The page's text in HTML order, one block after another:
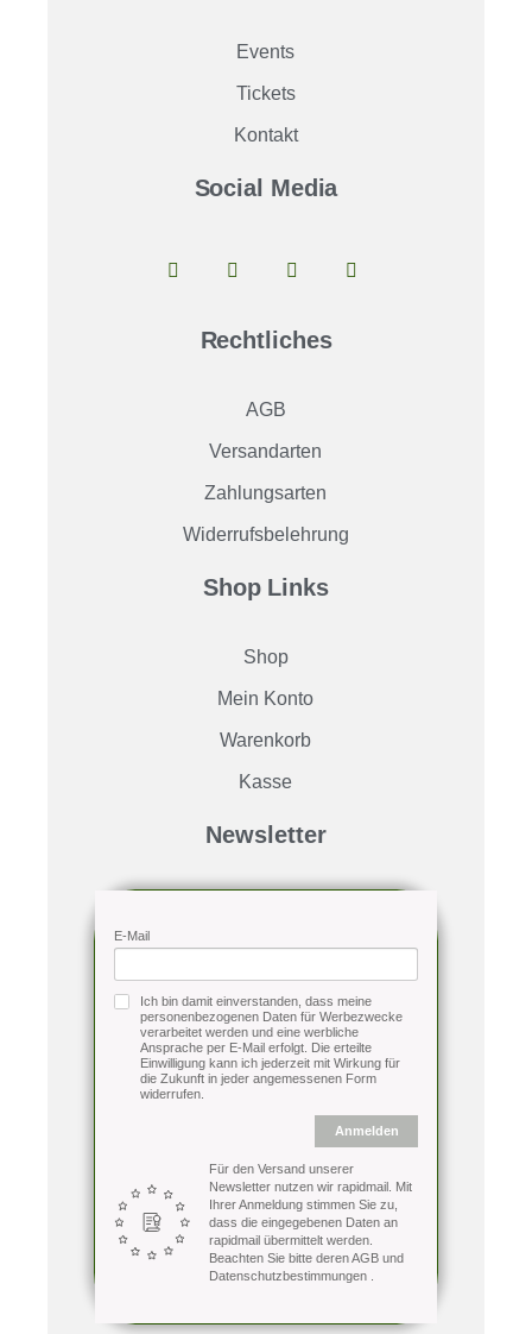
Events
Tickets
Kontakt
Social Media
Rechtliches
AGB
Versandarten
Zahlungsarten
Widerrufsbelehrung
Shop Links
Shop
Mein Konto
Warenkorb
Kasse
Newsletter
E-Mail
Ich bin damit einverstanden, dass meine
personenbezogenen Daten für Werbezwecke
verarbeitet werden und eine werbliche
Ansprache per E-Mail erfolgt. Die erteilte
Einwilligung kann ich jederzeit mit Wirkung für
die Zukunft in jeder angemessenen Form
widerrufen.
Anmelden
Für den Versand unserer
Newsletter nutzen wir rapidmail. Mit
Ihrer Anmeldung stimmen Sie zu,
dass die eingegebenen Daten an
rapidmail übermittelt werden.
Beachten Sie bitte derenAGB und
Datenschutzbestimmungen